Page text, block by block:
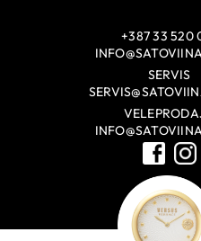
+387 33 520
SERVIS